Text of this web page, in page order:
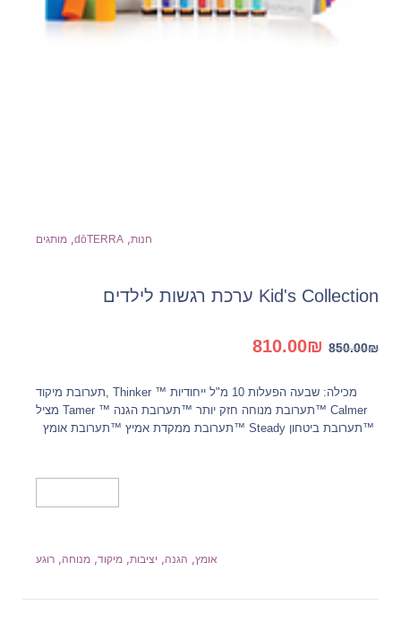
חנות,
dōTERRA
, מותגים
Kid's Collection ערכת רגשות לילדים
850.00₪
המחיר
850.00₪.
810.00₪
הוא:
810.00₪.
מכילה: שבעה הפעלות 10 מ"ל ייחודיות ™ Thinker ,תערובת מיקוד
Calmer ™תערובת מנוחה חזק יותר ™תערובת הגנה ™ Tamer מציל
™תערובת ביטחון Steady ™תערובת ממקדת אמיץ ™תערובת אומץ
אומץ, הגנה, יציבות, מיקוד, מנוחה, רוגע